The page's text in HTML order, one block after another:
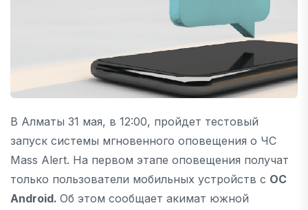
В Алматы 31 мая, в 12:00, пройдет тестовый
запуск системы мгновенного оповещения о ЧС
Mass Alert. На первом этапе оповещения получат
только пользователи мобильных устройств с ОС
Android. Об этом сообщает акимат южной